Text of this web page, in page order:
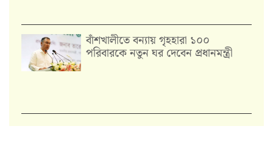
বাঁশখালীতে বন্যায় গৃহহারা ১০০
পরিবারকে নতুন ঘর দেবেন প্রধানমন্ত্রী